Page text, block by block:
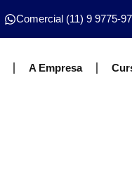
Comercial (11) 9 9775-
A Empresa